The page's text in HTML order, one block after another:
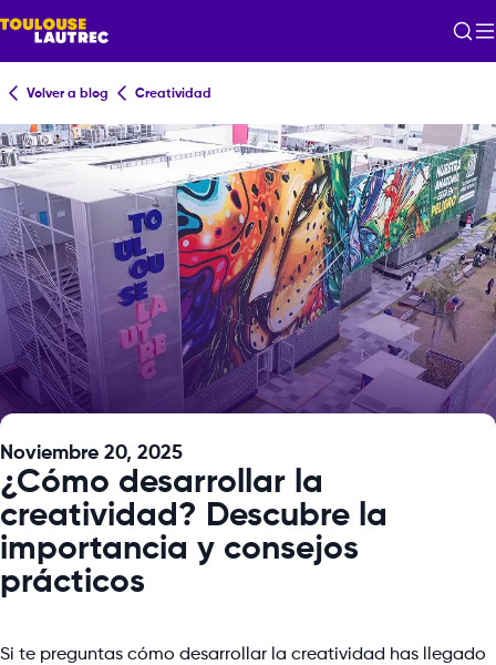
Volver a blog Creatividad
Noviembre 20, 2025
¿Cómo desarrollar la
creatividad? Descubre la
importancia y consejos
prácticos
Si te preguntas cómo desarrollar la creatividad has llegado